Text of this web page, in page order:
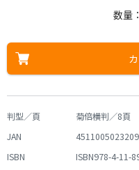
数量：
判型／頁
菊倍横判／8頁
JAN
4511005023209
ISBN
ISBN978-4-11-